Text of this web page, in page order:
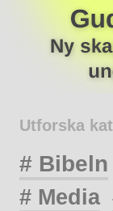
Utforska
# Bibeln
# Media